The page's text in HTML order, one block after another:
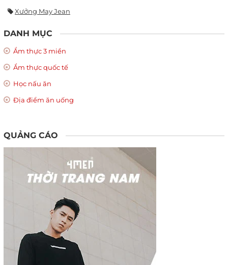
Xưởng May Jean
DANH MỤC
Ẩm thực 3 miền
Ẩm thực quốc tế
Học nấu ăn
Địa điểm ăn uống
QUẢNG CÁO